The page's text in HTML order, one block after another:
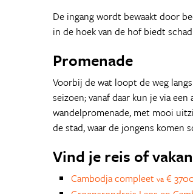
De ingang wordt bewaakt door
in de hoek van de hof biedt
Promenade
Voorbij de wat loopt de weg
seizoen; vanaf daar kun je via
wandelpromenade, met mooi
de stad, waar de jongens
Vind je reis of
Cambodja compleet va €